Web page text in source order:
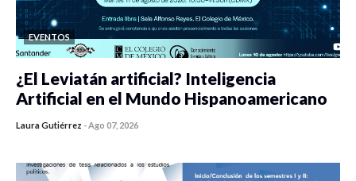
EVENTOS
¿El Leviatán artificial? Inteligencia
Artificial en el Mundo Hispanoamericano
Laura Gutiérrez -Ago 07, 2026